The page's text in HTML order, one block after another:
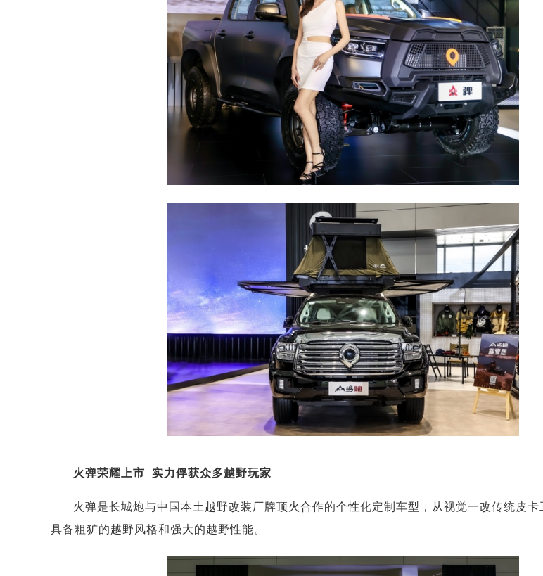
火弹荣耀上市 实力俘获众多越野玩家
火弹是长城炮与中国本土越野改装厂牌顶火合作的个性化定制车型，从视觉一改传统皮卡
具备粗犷的越野风格和强大的越野性能。